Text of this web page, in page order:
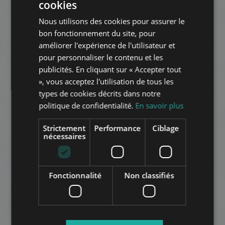
XIII. KERÜLET ORSZÁGBÍRÓ UTCA
Montant du loyer:470.000 HUF
Quartier 13 • 2 chambres • 40 m 2
HUNGARIAN
FRENCH
ITALIAN
RUSSIAN
ARABIC
cookies
Nous utilisons des cookies pour assurer le
bon fonctionnement du site, pour
améliorer l'expérience de l'utilisateur et
pour personnaliser le contenu et les
publicités. En cliquant sur « Accepter tout
», vous acceptez l'utilisation de tous les
types de cookies décrits dans notre
politique de confidentialité. En savoir plus
Strictement
nécessaires
Performance Ciblage
Fonctionnalité Non classifiés